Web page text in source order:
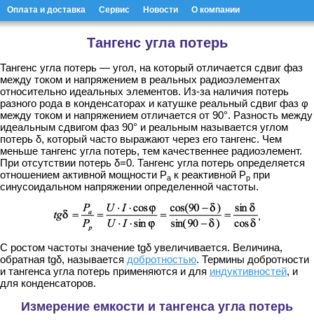
Оплата и доставка Сервис Новости О компании
Тангенс угла потерь
Тангенс угла потерь — угол, на который отличается сдвиг фаз
между током и напряжением в реальных радиоэлементах
относительно идеальных элементов. Из-за наличия потерь
разного рода в конденсаторах и катушке реальный сдвиг фаз φ
между током и напряжением отличается от 90°. Разность между
идеальным сдвигом фаз 90° и реальным называется углом
потерь δ, который часто выражают через его тангенс. Чем
меньше тангенс угла потерь, тем качественнее радиоэлемент.
При отсутствии потерь δ=0. Тангенс угла потерь определяется
отношением активной мощности Pа к реактивной Pр при
синусоидальном напряжении определенной частоты.
,
С ростом частоты значение tgδ увеличивается. Величина,
обратная tgδ, называется добротностью. Термины добротности
и тангенса угла потерь применяются и для индуктивностей, и
для конденсаторов.
Измерение емкости и тангенса угла потерь